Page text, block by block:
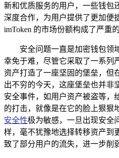
新和优质服务的用户，一些钱包
深度合作，为用户提供了更加便
imToken 的市场份额构成了严重的
安全问题一直是加密钱包领
幸免于难，尽管它采取了一系列
资产打造了一座坚固的堡垒，但
出不穷的今天，这座堡垒也并非
安全事件，如用户资产被盗等，
的打击，就像是在它的脸上狠狠
安全性极为敏感，一旦出现安全
样，毫不犹豫地选择转移资产到
致了部分用户的流失，进一步削